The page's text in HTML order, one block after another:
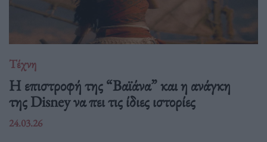
Τέχνη
Η επιστροφή της “Βαϊάνα” και η ανάγκη
της Disney να πει τις ίδιες ιστορίες
24.03.26